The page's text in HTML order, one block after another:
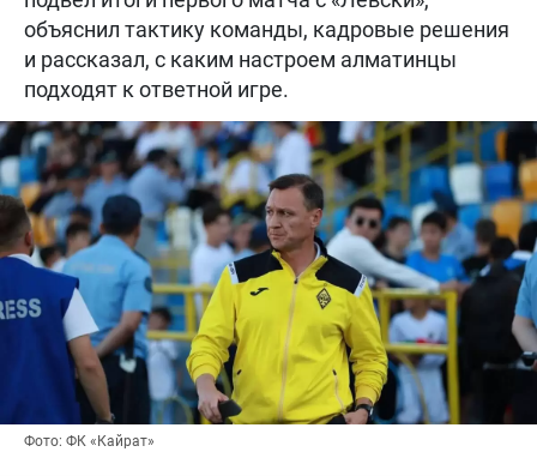
объяснил тактику команды, кадровые решения
и рассказал, с каким настроем алматинцы
подходят к ответной игре.
Фото: ФК «Кайрат»